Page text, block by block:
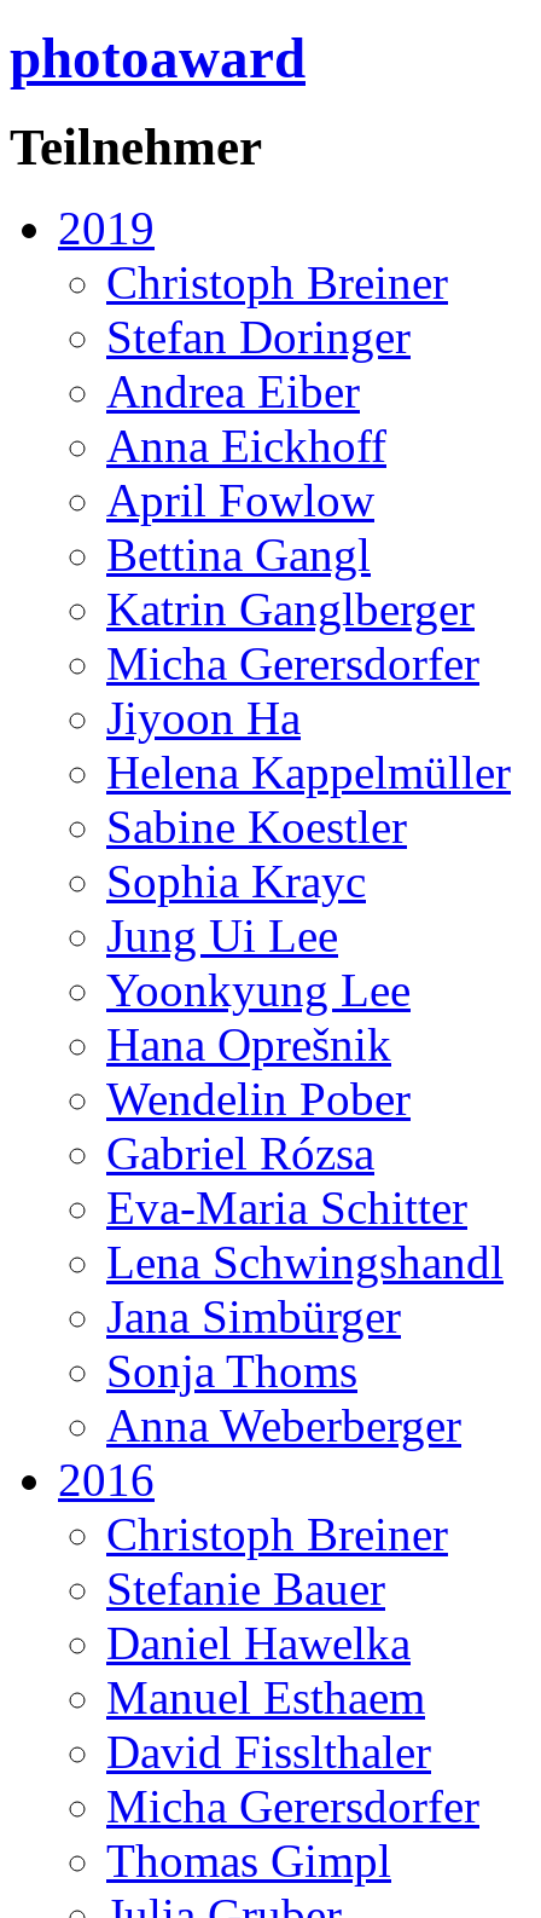
photoaward
Teilnehmer
2019
Christoph Breiner
Stefan Doringer
Andrea Eiber
Anna Eickhoff
April Fowlow
Bettina Gangl
Katrin Ganglberger
Micha Gerersdorfer
Jiyoon Ha
Helena Kappelmüller
Sabine Koestler
Sophia Krayc
Jung Ui Lee
Yoonkyung Lee
Hana Oprešnik
Wendelin Pober
Gabriel Rózsa
Eva-Maria Schitter
Lena Schwingshandl
Jana Simbürger
Sonja Thoms
Anna Weberberger
2016
Christoph Breiner
Stefanie Bauer
Daniel Hawelka
Manuel Esthaem
David Fisslthaler
Micha Gerersdorfer
Thomas Gimpl